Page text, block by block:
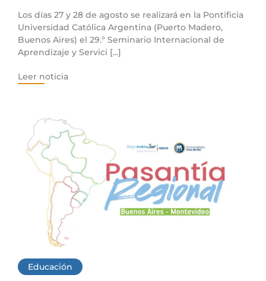
Los días 27 y 28 de agosto se realizará en la Pontificia
Universidad Católica Argentina (Puerto Madero,
Buenos Aires) el 29.º Seminario Internacional de
Aprendizaje y Servici [...]
Leer noticia
Educación